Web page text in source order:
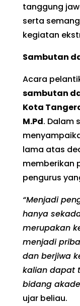
tanggung
serta
kegiatan
Sambutan
Acara
sambutan
Kota
M.Pd. Dalam
lama atas
memberikan
pengurus
“Menjadi
hanya
merupakan
menjadi
dan berjiwa
kalian dapat
bidang
ujar beliau.